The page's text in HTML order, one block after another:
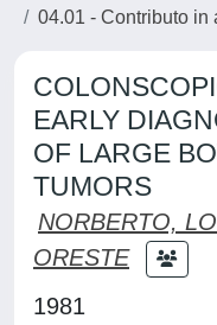
04.01 - Contributo in
EARLY
OF LARGE
TUMORS
NORBERTO,
ORESTE
1981